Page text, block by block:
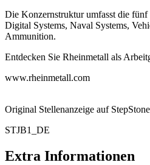
Die Konzernstruktur umfasst die
Digital Systems, Naval Systems,
Ammunition.
Entdecken Sie Rheinmetall als
www.rheinmetall.com
Original Stellenanzeige auf
STJB1_DE
Extra Informationen